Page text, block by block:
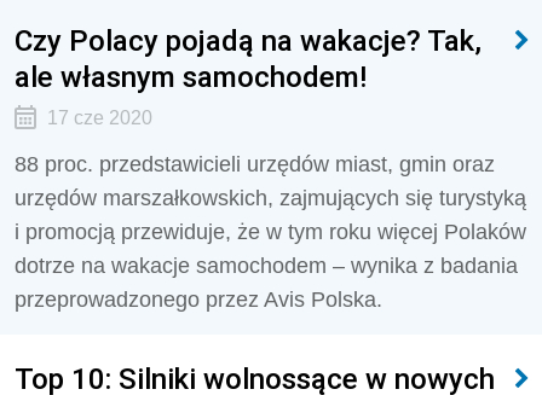
Czy Polacy pojadą na wakacje? Tak,
ale własnym samochodem!
17 cze 2020
88 proc. przedstawicieli urzędów miast, gmin oraz
urzędów marszałkowskich, zajmujących się turystyką
i promocją przewiduje, że w tym roku więcej Polaków
dotrze na wakacje samochodem – wynika z badania
przeprowadzonego przez Avis Polska.
Top 10: Silniki wolnossące w nowych